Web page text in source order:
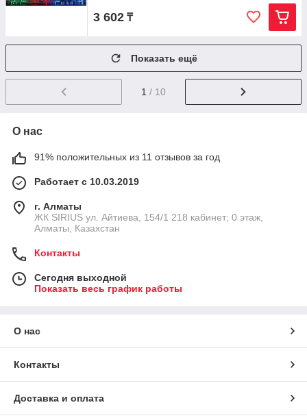
3 602 ₸
Показать ещё
1 / 10
О нас
91% положительных из 11 отзывов за год
Работает с 10.03.2019
г. Алматы
​ЖК SIRIUS​ ул. Айтиева, 154/1​ 218 кабинет; 0 этаж,
Алматы, Казахстан
Контакты
Сегодня выходной
Показать весь график работы
О нас
Контакты
Доставка и оплата